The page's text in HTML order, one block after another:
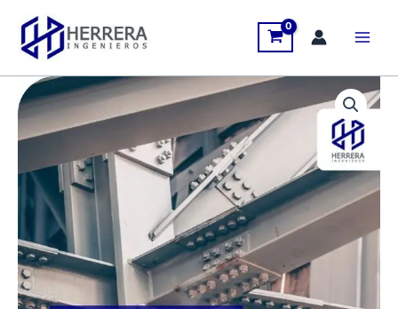
contenido
Curso
de
Diseño
Conexiones
Acero
y
Anclajes​
-
ED04A